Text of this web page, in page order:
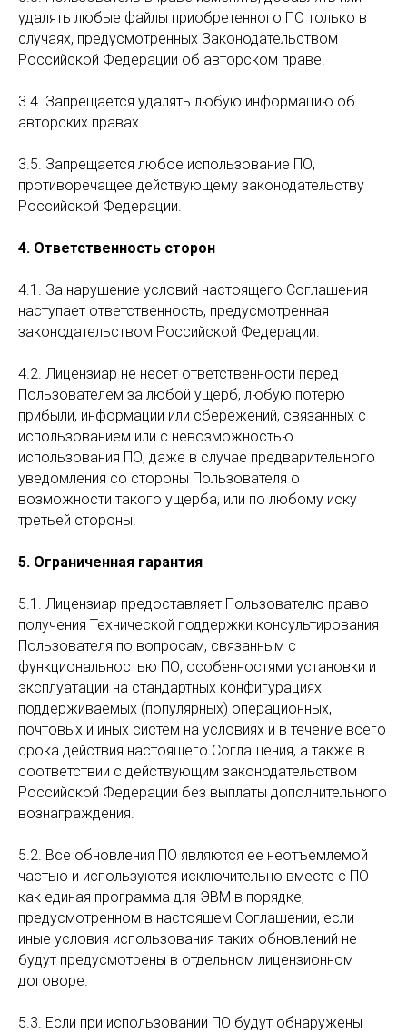
удалять любые файлы приобретенного ПО только в
случаях, предусмотренных Законодательством
Российской Федерации об авторском праве.
3.4. Запрещается удалять любую информацию об
авторских правах.
3.5. Запрещается любое использование ПО,
противоречащее действующему законодательству
Российской Федерации.
4. Ответственность сторон
4.1. За нарушение условий настоящего Соглашения
наступает ответственность, предусмотренная
законодательством Российской Федерации.
4.2. Лицензиар не несет ответственности перед
Пользователем за любой ущерб, любую потерю
прибыли, информации или сбережений, связанных с
использованием или с невозможностью
использования ПО, даже в случае предварительного
уведомления со стороны Пользователя о
возможности такого ущерба, или по любому иску
третьей стороны.
5. Ограниченная гарантия
5.1. Лицензиар предоставляет Пользователю право
получения Технической поддержки консультирования
Пользователя по вопросам, связанным с
функциональностью ПО, особенностями установки и
эксплуатации на стандартных конфигурациях
поддерживаемых (популярных) операционных,
почтовых и иных систем на условиях и в течение всего
срока действия настоящего Соглашения, а также в
соответствии с действующим законодательством
Российской Федерации без выплаты дополнительного
вознаграждения.
5.2. Все обновления ПО являются ее неотъемлемой
частью и используются исключительно вместе с ПО
как единая программа для ЭВМ в порядке,
предусмотренном в настоящем Соглашении, если
иные условия использования таких обновлений не
будут предусмотрены в отдельном лицензионном
договоре.
5.3. Если при использовании ПО будут обнаружены